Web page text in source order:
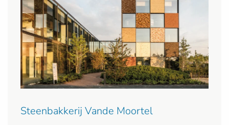
Steenbakkerij Vande Moortel